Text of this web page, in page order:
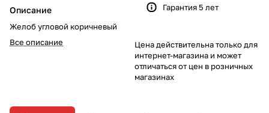
Описание
Желоб угловой коричневый
Все описание
Гарантия 5 лет
Цена действительна только для
интернет-магазина и может
отличаться от цен в розничных
магазинах